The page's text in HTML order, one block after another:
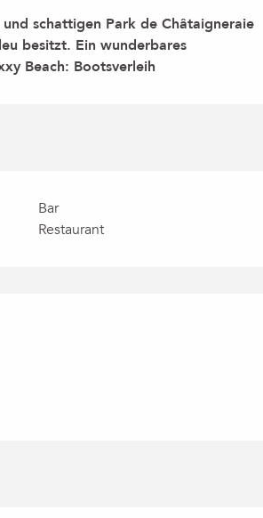
schattigen Park de Châtaigneraie
besitzt. Ein wunderbares
Beach: Bootsverleih
Bar
Restaurant